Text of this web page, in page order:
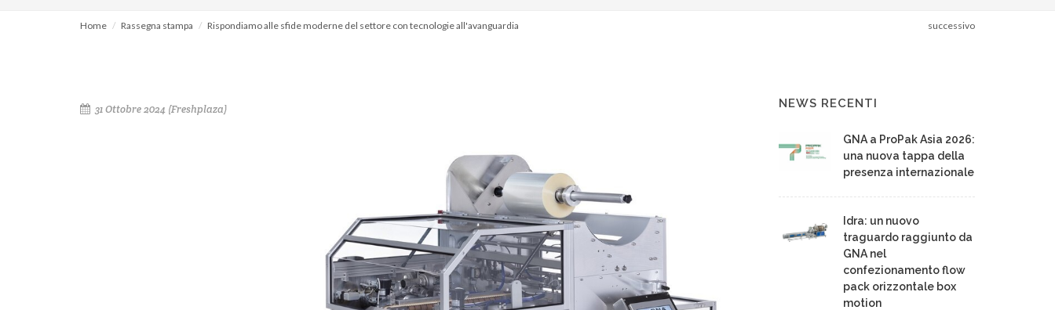
Home Rassegna stampa Rispondiamo alle sfide moderne del settore con tecnologie all'avanguardia successivo
31 Ottobre 2024 (Freshplaza) NEWS RECENTI
GNA a ProPak Asia 2026:
una nuova tappa della
presenza internazionale
Idra: un nuovo
traguardo raggiunto da
GNA nel
confezionamento flow
pack orizzontale box
motion